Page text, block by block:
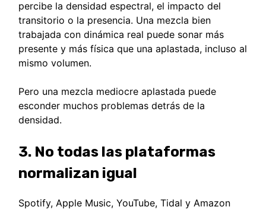
percibe la densidad espectral, el impacto del
transitorio o la presencia. Una mezcla bien
trabajada con dinámica real puede sonar más
presente y más física que una aplastada, incluso al
mismo volumen.
Pero una mezcla mediocre aplastada puede
esconder muchos problemas detrás de la
densidad.
3. No todas las plataformas
normalizan igual
Spotify, Apple Music, YouTube, Tidal y Amazon